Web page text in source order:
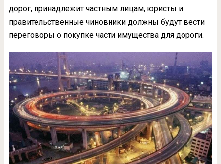
дорог, принадлежит частным лицам, юристы и
правительственные чиновники должны будут вести
переговоры о покупке части имущества для дороги.